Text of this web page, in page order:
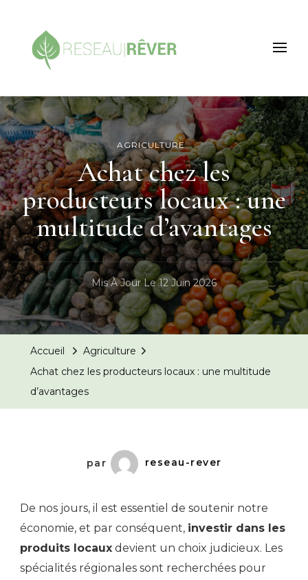
Reseau rever
L'écologie de demain !
AGRICULTURE
Achat chez les
producteurs locaux : une
multitude d’avantages
Mis À Jour Le12 Juin 2026
Accueil
Agriculture
Achat chez les producteurs locaux : une multitude
d’avantages
par reseau-rever
De nos jours, il est essentiel de soutenir notre
économie, et par conséquent, investir dans les
produits locaux devient un choix judicieux. Les
spécialités régionales sont recherchées pour